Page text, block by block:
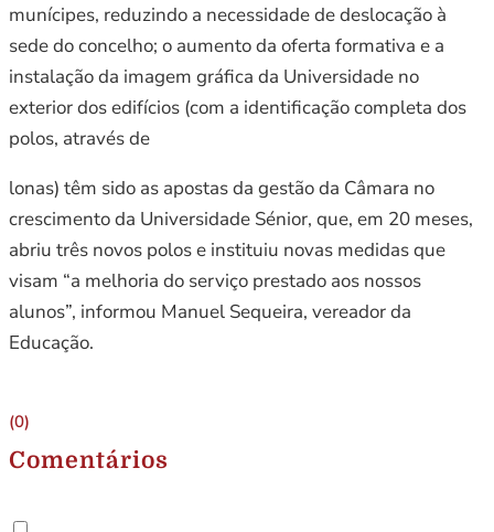
munícipes, reduzindo a necessidade de deslocação à
sede do concelho; o aumento da oferta formativa e a
instalação da imagem gráfica da Universidade no
exterior dos edifícios (com a identificação completa dos
polos, através de
lonas) têm sido as apostas da gestão da Câmara no
crescimento da Universidade Sénior, que, em 20 meses,
abriu três novos polos e instituiu novas medidas que
visam “a melhoria do serviço prestado aos nossos
alunos”, informou Manuel Sequeira, vereador da
Educação.
(0)
Comentários